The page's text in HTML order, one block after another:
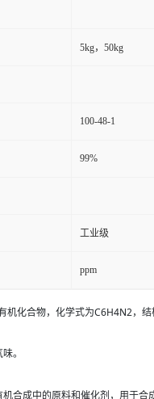
5kg，50kg
100-48-1
99%
工业级
ppm
化合物，化学式为C6H4N2，结
。
合成中的原料和催化剂，用于合